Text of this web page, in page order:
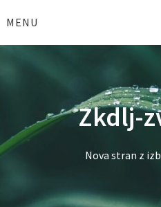
toMENU
Zkdlj-
Nova stran z